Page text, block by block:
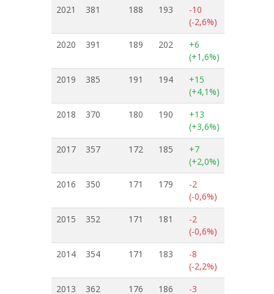
2021
381 188 193
-10
(-2,6%)
2020
391 189 202
+6
(+1,6%)
2019
385 191 194
+15
(+4,1%)
2018
370 180 190
+13
(+3,6%)
2017
357 172 185
+7
(+2,0%)
2016
350 171 179
-2
(-0,6%)
2015
352 171 181
-2
(-0,6%)
2014
354 171 183
-8
(-2,2%)
2013
362 176 186 -3